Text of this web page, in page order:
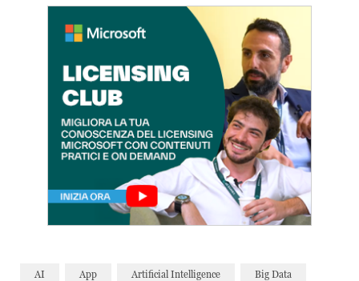
AI App Artificial Intelligence Big Data